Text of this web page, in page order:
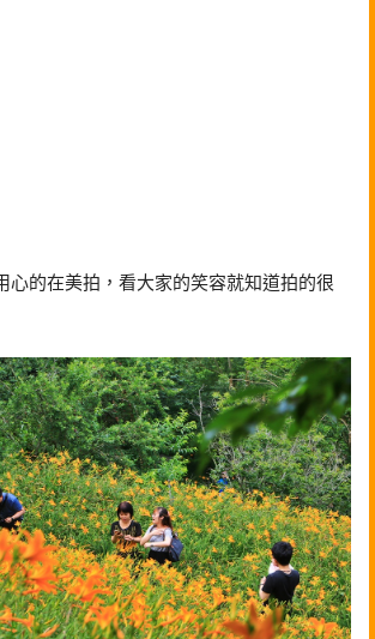
心的在美拍，看大家的笑容就知道拍的很